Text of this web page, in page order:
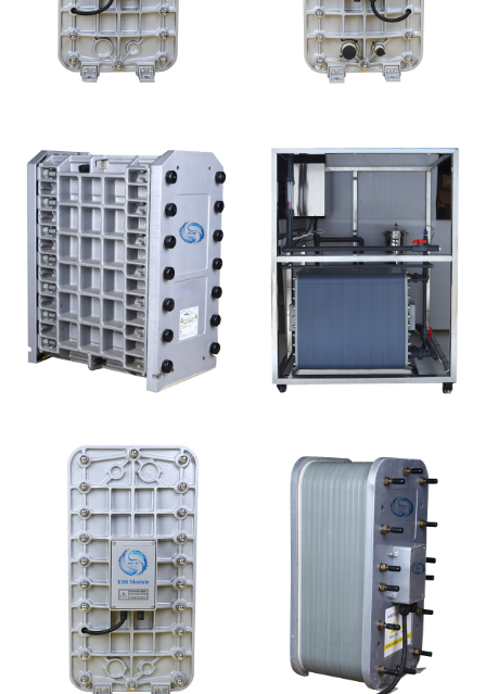
MK-TC100 EDI超纯水
处理设备
MK-TC200 EDI模块
GE EDI模块维修
MK-TC500 EDI设备维
修